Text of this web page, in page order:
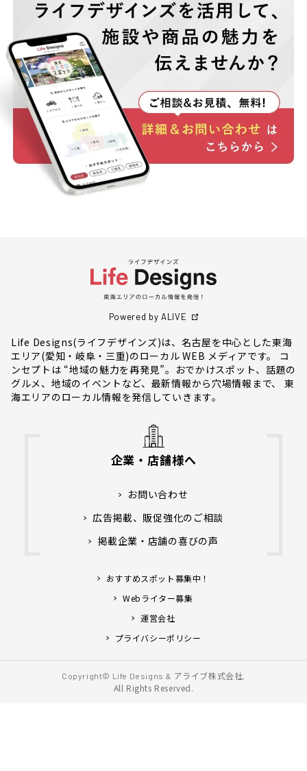
Powered by ALIVE
Life Designs(ライフデザインズ)は、名古屋を中心とした東海
エリア(愛知・岐阜・三重)のローカル WEB メディアです。 コ
ンセプトは “地域の魅力を再発見”。おでかけスポット、話題の
グルメ、地域のイベントなど、最新情報から穴場情報まで、 東
海エリアのローカル情報を発信していきます。
企業・店舗様へ
お問い合わせ
広告掲載、販促強化のご相談
掲載企業・店舗の喜びの声
おすすめスポット募集中！
Webライター募集
運営会社
プライバシーポリシー
Copyright© Life Designs & アライブ株式会社.
All Rights Reserved.